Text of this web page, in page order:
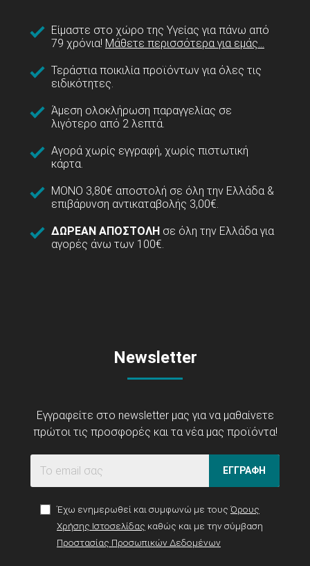
Είμαστε στο χώρο της Υγείας για πάνω από
79 χρόνια! Μάθετε περισσότερα για εμάς...
Τεράστια ποικιλία προϊόντων για όλες τις
ειδικότητες.
Άμεση ολοκλήρωση παραγγελίας σε
λιγότερο από 2 λεπτά.
Αγορά χωρίς εγγραφή, χωρίς πιστωτική
κάρτα.
ΜΟΝΟ 3,80€ αποστολή σε όλη την Ελλάδα &
επιβάρυνση αντικαταβολής 3,00€.
ΔΩΡΕΑΝ ΑΠΟΣΤΟΛΗ σε όλη την Ελλάδα για
αγορές άνω των 100€.
Newsletter
Εγγραφείτε στο newsletter μας για να μαθαίνετε
πρώτοι τις προσφορές και τα νέα μας προϊόντα!
ΕΓΓΡΑΦΗ
Έχω ενημερωθεί και συμφωνώ με τους Όρους
Χρήσης Ιστοσελίδας καθώς και με την σύμβαση
Προστασίας Προσωπικών Δεδομένων